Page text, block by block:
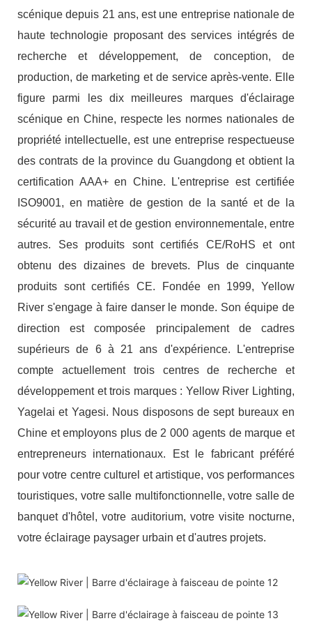
scénique depuis 21 ans, est une entreprise nationale de
haute technologie proposant des services intégrés de
recherche et développement, de conception, de
production, de marketing et de service après-vente. Elle
figure parmi les dix meilleures marques d'éclairage
scénique en Chine, respecte les normes nationales de
propriété intellectuelle, est une entreprise respectueuse
des contrats de la province du Guangdong et obtient la
certification AAA+ en Chine. L'entreprise est certifiée
ISO9001, en matière de gestion de la santé et de la
sécurité au travail et de gestion environnementale, entre
autres. Ses produits sont certifiés CE/RoHS et ont
obtenu des dizaines de brevets. Plus de cinquante
produits sont certifiés CE. Fondée en 1999, Yellow
River s'engage à faire danser le monde. Son équipe de
direction est composée principalement de cadres
supérieurs de 6 à 21 ans d'expérience. L'entreprise
compte actuellement trois centres de recherche et
développement et trois marques : Yellow River Lighting,
Yagelai et Yagesi. Nous disposons de sept bureaux en
Chine et employons plus de 2 000 agents de marque et
entrepreneurs internationaux. Est le fabricant préféré
pour votre centre culturel et artistique, vos performances
touristiques, votre salle multifonctionnelle, votre salle de
banquet d'hôtel, votre auditorium, votre visite nocturne,
votre éclairage paysager urbain et d'autres projets.